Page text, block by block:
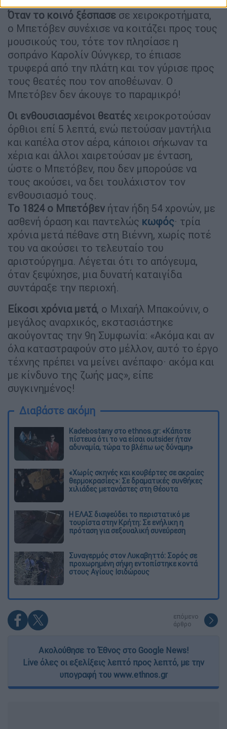
Όταν το κοινό ξέσπασε σε χειροκροτήματα,
ο Μπετόβεν συνέχισε να κοιτάζει προς τους
μουσικούς του, τότε τον πλησίασε η
σοπράνο Καρολίν Ούνγκερ, το έπιασε
τρυφερά από την πλάτη και τον γύρισε προς
τους θεατές που τον αποθέωναν. Ο
Μπετόβεν δεν άκουγε το παραμικρό!
Οι ενθουσιασμένοι θεατές χειροκροτούσαν
όρθιοι επί 5 λεπτά, ενώ πετούσαν μαντήλια
και καπέλα στον αέρα, κάποιοι σήκωναν τα
χέρια και άλλοι χαιρετούσαν με ένταση,
ώστε ο Μπετόβεν, που δεν μπορούσε να
τους ακούσει, να δει τουλάχιστον τον
ενθουσιασμό τους.
Το 1824 ο Μπετόβεν ήταν ήδη 54 χρονών, με
ασθενή όραση και παντελώς κωφός· τρία
χρόνια μετά πέθανε στη Βιέννη, χωρίς ποτέ
του να ακούσει το τελευταίο του
αριστούργημα. Λέγεται ότι το απόγευμα,
όταν ξεψύχησε, μια δυνατή καταιγίδα
συντάραξε την περιοχή.
Είκοσι χρόνια μετά, ο Μιχαήλ Μπακούνιν, ο
μεγάλος αναρχικός, εκστασιάστηκε
ακούγοντας την 9η Συμφωνία: «Ακόμα και αν
όλα καταστραφούν στο μέλλον, αυτό το έργο
τέχνης πρέπει να μείνει ανέπαφο· ακόμα και
με κίνδυνο της ζωής μας», είπε
συγκινημένος!
Διαβάστε ακόμη
Kadebostany στο ethnos.gr: «Κάποτε
πίστευα ότι το να είσαι outsider ήταν
αδυναμία, τώρα το βλέπω ως δύναμη»
«Χωρίς σκηνές και κουβέρτες σε ακραίες
θερμοκρασίες»: Σε δραματικές συνθήκες
χιλιάδες μετανάστες στη Θέουτα
Η ΕΛΑΣ διαψεύδει το περιστατικό με
τουρίστα στην Κρήτη: Σε ενήλικη η
πρόταση για σεξουαλική συνεύρεση
Συναγερμός στον Λυκαβηττό: Σορός σε
προχωρημένη σήψη εντοπίστηκε κοντά
στους Αγίους Ισιδώρους
επόμενο
άρθρο
Ακολούθησε το Έθνος στο Google News!
Live όλες οι εξελίξεις λεπτό προς λεπτό, με την
υπογραφή του www.ethnos.gr